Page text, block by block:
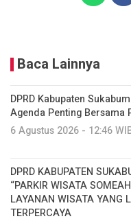
Baca Lainnya
DPRD Kabupaten
Agenda Penting Bersama
6 Agustus 2026 - 12:46
DPRD KABUPATEN
“PARKIR WISATA
LAYANAN WISATA YANG
TERPERCAYA